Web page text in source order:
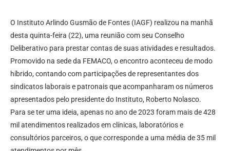
O Instituto Arlindo Gusmão de Fontes (IAGF) realizou na manhã
desta quinta-feira (22), uma reunião com seu Conselho
Deliberativo para prestar contas de suas atividades e resultados.
Promovido na sede da FEMACO, o encontro aconteceu de modo
híbrido, contando com participações de representantes dos
sindicatos laborais e patronais que acompanharam os números
apresentados pelo presidente do Instituto, Roberto Nolasco.
Para se ter uma ideia, apenas no ano de 2023 foram mais de 428
mil atendimentos realizados em clínicas, laboratórios e
consultórios parceiros, o que corresponde a uma média de 35 mil